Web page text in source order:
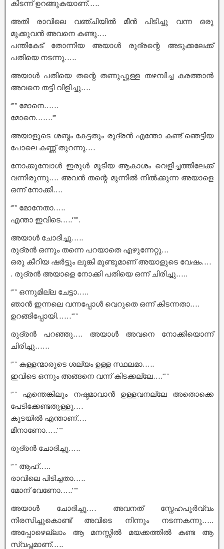
കിടന്ന് ഉറങ്ങുകയാണ്‌…..
അതി രാവിലെ വഞ്ചിയിൽ മീൻ പിടിച്ചു വന്ന ഒരു
മുക്കുവൻ അവനെ കണ്ടു….
പന്തികേട് തോന്നിയ അയാൾ രുദ്രന്റെ അടുക്കലേക്ക്
പതിയെ നടന്നു…..
അയാൾ പതിയെ തന്റെ തണുപ്പുള്ള തഴമ്പിച്ച കരത്താൻ
അവനെ തട്ടി വിളിച്ചു….
‘”” മോനെ……
മോനെ…….'”
അയാളുടെ ശബ്ദം കേട്ടതും രുദ്രൻ എന്തോ കണ്ട് ഞെട്ടിയ
പോലെ കണ്ണ് തുറന്നു….
നോക്കുമ്പോൾ ഇരുൾ മൂടിയ ആകാശം വെളിച്ചത്തിലേക്ക്
വന്നിരുന്നു…. അവൻ തന്റെ മുന്നിൽ നിൽക്കുന്ന അയാളെ
ഒന്ന് നോക്കി….
‘”” മോനേതാ…..
എന്താ ഇവിടെ…..'””.
അയാൾ ചോദിച്ചു…..
രുദ്രൻ ഒന്നും തന്നെ പറയാതെ എഴുന്നേറ്റു…
ഒരു കീറിയ ഷർട്ടും ലുങ്കി മുണ്ടുമാണ് അയാളുടെ വേഷം….
. രുദ്രൻ അയാളെ നോക്കി പതിയെ ഒന്ന് ചിരിച്ചു…..
‘”” ഒന്നുമില്ല ചേട്ടാ…..
ഞാൻ ഇന്നലെ വന്നപ്പോൾ വെറുതെ ഒന്ന് കിടന്നതാ….
ഉറങ്ങിപ്പോയി……'””
രുദ്രൻ പറഞ്ഞു…. അയാൾ അവനെ നോക്കിയൊന്ന്
ചിരിച്ചു……
‘”” കള്ളന്മാരുടെ ശല്യം ഉള്ള സ്ഥലമാ…..
ഇവിടെ ഒന്നും അങ്ങനെ വന്ന് കിടക്കല്ലേ….'””
‘”” എന്തെങ്കിലും നഷ്ടമാവാൻ ഉള്ളവനല്ലേ അതൊക്കെ
പേടിക്കേണ്ടതുള്ളു….
കൂടയിൽ എന്താണ്….
മീനാണോ…..'””
രുദ്രൻ ചോദിച്ചു…..
‘”” ആഹ്…..
രാവിലെ പിടിച്ചതാ…..
മോന് വേണോ…..'””
അയാൾ ചോദിച്ചു…. അവനത് സ്നേഹപൂർവ്വം
നിരസിച്ചുകൊണ്ട് അവിടെ നിന്നും നടന്നകന്നു…..
അപ്പോഴെല്ലാം ആ മനസ്സിൽ മയക്കത്തിൽ കണ്ട ആ
സ്വപ്നമാണ്…..